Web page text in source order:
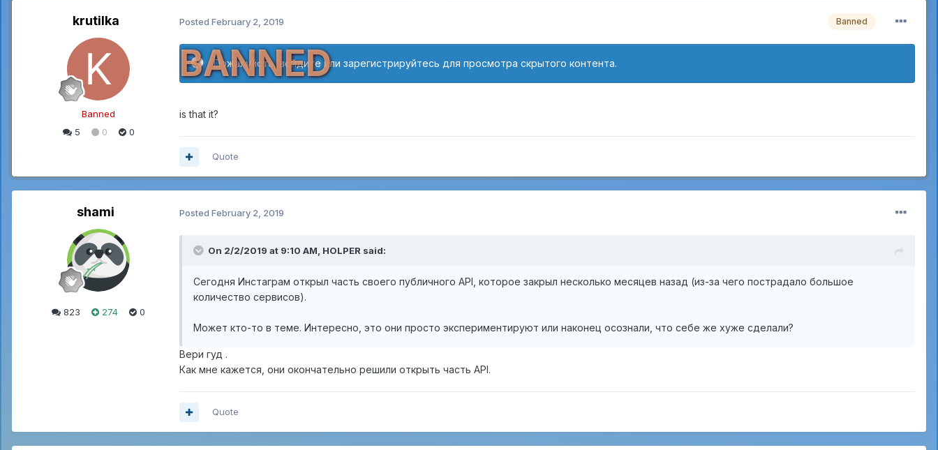
krutilka
Banned
5
0 0
Banned
Posted February 2, 2019
BANNED
Пожалуйста, войдите или зарегистрируйтесь для просмотра скрытого контента.
is that it?
Quote
shami
823 274 0
Posted February 2, 2019
On 2/2/2019 at 9:10 AM, HOLPER said:
Сегодня Инстаграм открыл часть своего публичного API, которое закрыл несколько месяцев назад (из-за чего пострадало большое
количество сервисов).
Может кто-то в теме. Интересно, это они просто экспериментируют или наконец осознали, что себе же хуже сделали?
Вери гуд .
Как мне кажется, они окончательно решили открыть часть API.
Quote